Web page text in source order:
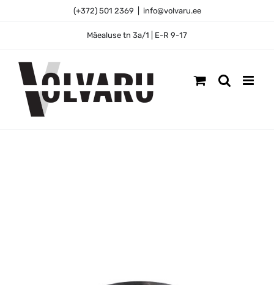
(+372) 501 2369 info@volvaru.ee
Mäealuse tn 3a/1 | E-R 9-17